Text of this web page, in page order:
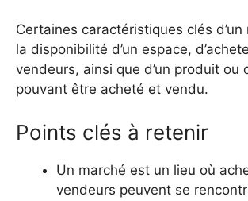
Certaines caractéristiques clés
la disponibilité d’un espace,
vendeurs, ainsi que d’un produit ou
pouvant être acheté et vendu.
Points clés à retenir
Un marché est un lieu où
vendeurs peuvent se